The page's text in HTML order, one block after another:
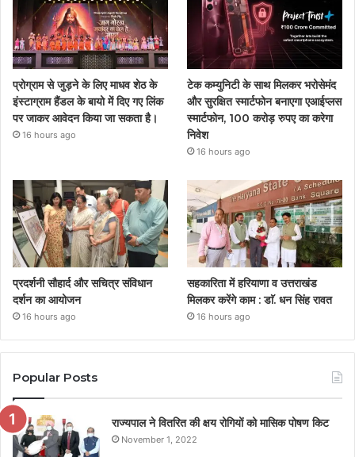
प्रोग्राम से जुड़ने के लिए माधव शेठ के
इंस्टाग्राम हैंडल के बायो में दिए गए लिंक
पर जाकर आवेदन किया जा सकता है।
16 hours ago
टेक कम्युनिटी के साथ मिलकर भरोसेमंद
और सुरक्षित स्मार्टफोन बनाएगा एआईप्लस
स्मार्टफोन, 100 करोड़ रुपए का करेगा
निवेश
16 hours ago
प्रदर्शनी सौहार्द और सचित्र संविधान
दर्शन का आयोजन
16 hours ago
सहकारिता में हरियाणा व उत्तराखंड
मिलकर करेंगे काम : डाॅ. धन सिंह रावत
16 hours ago
Popular Posts
राज्यपाल ने वितरित की क्षय रोगियों को मासिक पोषण किट
November 1, 2022